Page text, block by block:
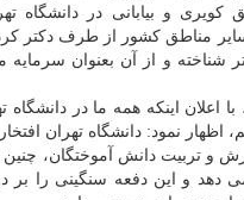
کویری و بیابانی در دانشگاه
سایر مناطق کشور از طرف دکتر
شناخته و از آن بعنوان سرمایه
اعلان اینکه همه ما در دانشگاه
اظهار نمود: دانشگاه تهران
و تربیت دانش آموختگان، چنین
دهد و این دفعه سنگینی را